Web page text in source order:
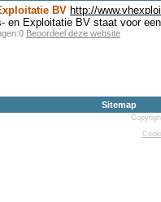
BV http://
en Exploitatie BV staat voor
Beoordeel deze website
Sitemap